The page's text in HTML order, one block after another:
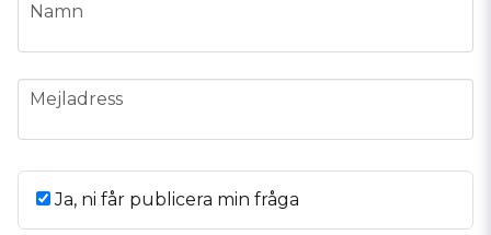
Namn
email
Mejladress
Ja, ni får publicera min fråga